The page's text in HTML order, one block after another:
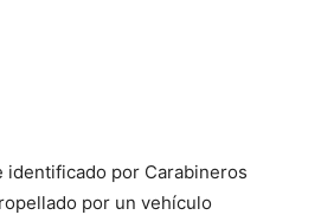
identificado por Carabineros
por un vehículo